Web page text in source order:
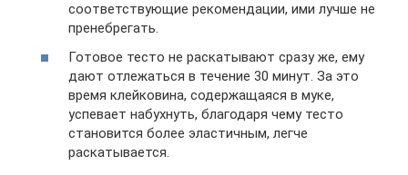
соответствующие рекомендации, ими лучше не
пренебрегать.
Готовое тесто не раскатывают сразу же, ему
дают отлежаться в течение 30 минут. За это
время клейковина, содержащаяся в муке,
успевает набухнуть, благодаря чему тесто
становится более эластичным, легче
раскатывается.